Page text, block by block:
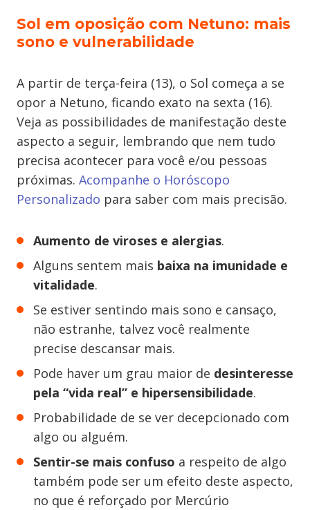
Sol em oposição com Netuno: mais
sono e vulnerabilidade
A partir de terça-feira (13), o Sol começa a se
opor a Netuno, ficando exato na sexta (16).
Veja as possibilidades de manifestação deste
aspecto a seguir, lembrando que nem tudo
precisa acontecer para você e/ou pessoas
próximas. Acompanhe o Horóscopo
Personalizado para saber com mais precisão.
Aumento de viroses e alergias.
Alguns sentem mais baixa na imunidade e
vitalidade.
Se estiver sentindo mais sono e cansaço,
não estranhe, talvez você realmente
precise descansar mais.
Pode haver um grau maior de desinteresse
pela “vida real” e hipersensibilidade.
Probabilidade de se ver decepcionado com
algo ou alguém.
Sentir-se mais confuso a respeito de algo
também pode ser um efeito deste aspecto,
no que é reforçado por Mercúrio